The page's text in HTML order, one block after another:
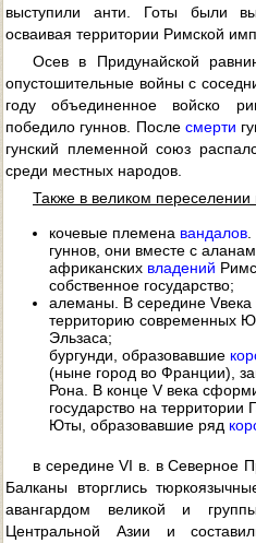
выступили анти. Готы были
осваивая территории Римской
Осев в Придунайской
опустошительные войны с
году объединенное войско
победило гуннов. После смерти
гунский племенной союз
среди местных народов.
Также в великом
кочевые племена вандалов
гуннов, они вместе с
африканских владений
собственное государство;
алеманы. В середине Vвека
территорию современных
Эльзаса;
бургунди, образовавшие
(ныне город во Франции),
Рона. В конце V века
государство на территории
Юты, образовавшие ряд
в середине VI в. в Северное
Балканы вторглись
авангардом великой и
Центральной Азии и